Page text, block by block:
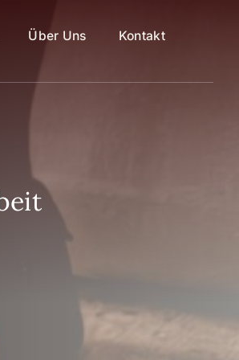
Über Uns Kontakt